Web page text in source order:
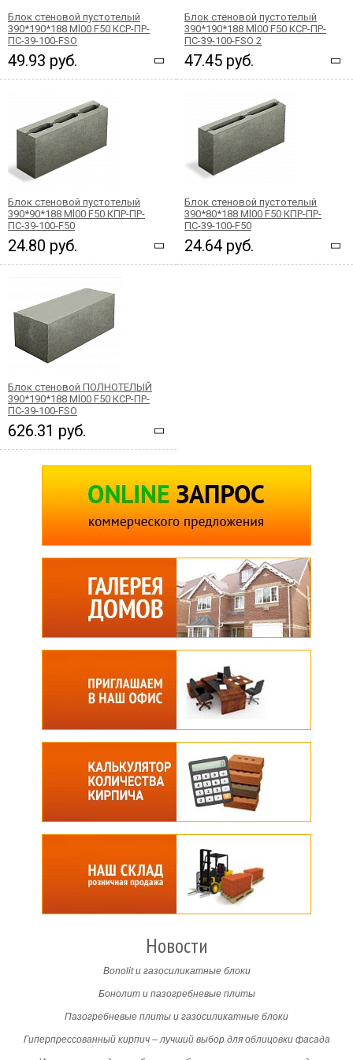
Блок стеновой пустотелый
390*190*188 Ml00 F50 КСР-ПР-
ПС-39-100-FSО
49.93 руб.
Блок стеновой пустотелый
390*190*188 Ml00 F50 КСР-ПР-
ПС-39-100-FSО 2
47.45 руб.
Блок стеновой пустотелый
390*90*188 Ml00 F50 КПР-ПР-
ПС-39-100-F50
24.80 руб.
Блок стеновой пустотелый
390*80*188 Ml00 F50 КПР-ПР-
ПС-39-100-F50
24.64 руб.
Блок стеновой ПОЛНОТЕЛЫЙ
390*190*188 Ml00 F50 КСР-ПР-
ПС-39-100-FSО
626.31 руб.
Новости
Bonolit и газосиликатные блоки
Бонолит и пазогребневые плиты
Пазогребневые плиты и газосиликатные блоки
Гиперпрессованный кирпич – лучший выбор для облицовки фасада